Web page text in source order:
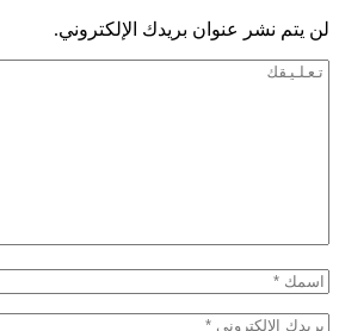
لن يتم نشر عنوان بريدك الإلكتروني.